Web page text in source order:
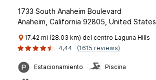
1733 South Anaheim Boulevard
Anaheim, California 92805, United States
17.42 mi (28.03 km) del centro Laguna Hills
4,44
(1615 reviews)
Estacionamiento Piscina